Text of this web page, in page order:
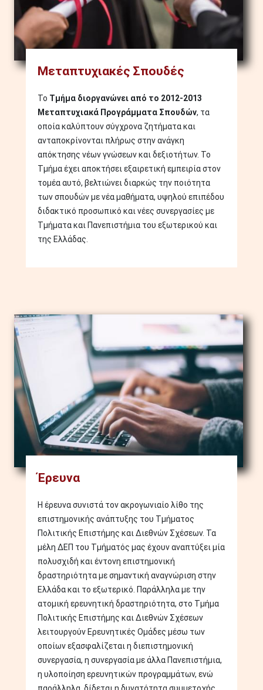
Μεταπτυχιακές Σπουδές
Το Τμήμα διοργανώνει από το 2012-2013
Μεταπτυχιακά Προγράμματα Σπουδών, τα
οποία καλύπτουν σύγχρονα ζητήματα και
ανταποκρίνονται πλήρως στην ανάγκη
απόκτησης νέων γνώσεων και δεξιοτήτων. Το
Τμήμα έχει αποκτήσει εξαιρετική εμπειρία στον
τομέα αυτό, βελτιώνει διαρκώς την ποιότητα
των σπουδών με νέα μαθήματα, υψηλού επιπέδου
διδακτικό προσωπικό και νέες συνεργασίες με
Τμήματα και Πανεπιστήμια του εξωτερικού και
της Ελλάδας.
Image
Έρευνα
Η έρευνα συνιστά τον ακρογωνιαίο λίθο της
επιστημονικής ανάπτυξης του Τμήματος
Πολιτικής Επιστήμης και Διεθνών Σχέσεων. Τα
μέλη ΔΕΠ του Τμήματός μας έχουν αναπτύξει μία
πολυσχιδή και έντονη επιστημονική
δραστηριότητα με σημαντική αναγνώριση στην
Ελλάδα και το εξωτερικό. Παράλληλα με την
ατομική ερευνητική δραστηριότητα, στο Τμήμα
Πολιτικής Επιστήμης και Διεθνών Σχέσεων
λειτουργούν Ερευνητικές Ομάδες μέσω των
οποίων εξασφαλίζεται η διεπιστημονική
συνεργασία, η συνεργασία με άλλα Πανεπιστήμια,
η υλοποίηση ερευνητικών προγραμμάτων, ενώ